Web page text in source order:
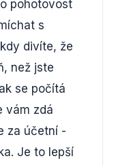
pohotovost
s
divíte, že
než jste
se počítá
vám zdá
za účetní -
Je to lepší